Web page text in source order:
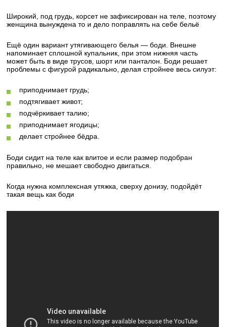
Широкий, под грудь, корсет не зафиксирован на теле, поэтому
женщина вынуждена то и дело поправлять на себе бельё
Ещё один вариант утягивающего белья — боди. Внешне
напоминает сплошной купальник, при этом нижняя часть
может быть в виде трусов, шорт или панталон. Боди решает
проблемы с фигурой радикально, делая стройнее весь силуэт:
приподнимает грудь;
подтягивает живот;
подчёркивает талию;
приподнимает ягодицы;
делает стройнее бёдра.
Боди сидит на теле как влитое и если размер подобран
правильно, не мешает свободно двигаться.
Когда нужна комплексная утяжка, сверху донизу, подойдёт
такая вещь как боди